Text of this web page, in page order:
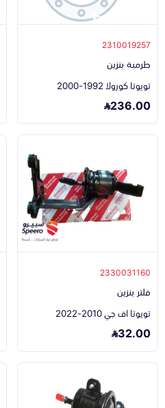
2310019257
طرمبة بنزين
تويوتا كورولا 1992-2000
236.00
2330031160
فلتر بنزين
تويوتا اف جي 2010-2022
32.00